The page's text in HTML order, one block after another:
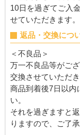
10日を過ぎてご入
せていただきます。
返品・交換につ
＜不良品＞
万一不良品等がご
交換させていただき
商品到着後7日以内
い。
それを過ぎますと
りますので、ご了承